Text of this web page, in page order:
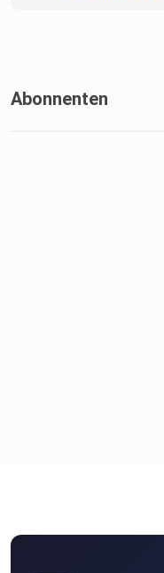
Abonnenten